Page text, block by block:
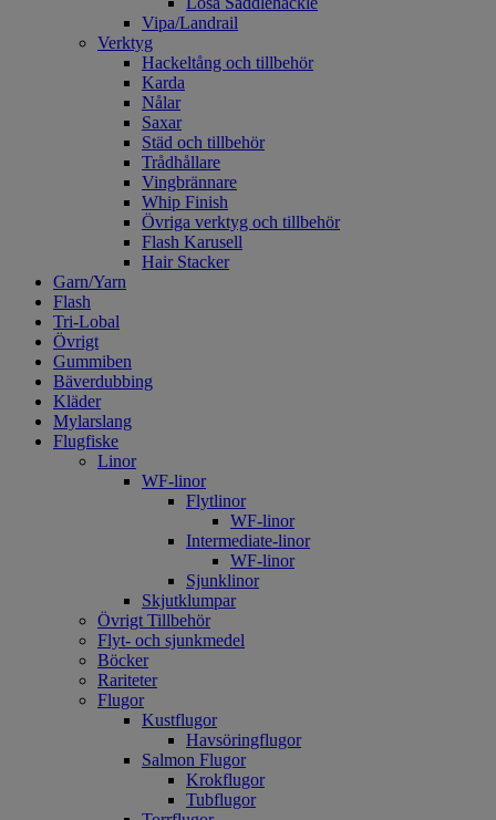
Vipa/Landrail
Verktyg
Hackeltång och tillbehör
Karda
Nålar
Saxar
Städ och tillbehör
Trådhållare
Vingbrännare
Whip Finish
Övriga verktyg och tillbehör
Flash Karusell
Hair Stacker
Garn/Yarn
Flash
Tri-Lobal
Övrigt
Gummiben
Bäverdubbing
Kläder
Mylarslang
Flugfiske
Linor
WF-linor
Flytlinor
WF-linor
Intermediate-linor
WF-linor
Sjunklinor
Skjutklumpar
Övrigt Tillbehör
Flyt- och sjunkmedel
Böcker
Rariteter
Flugor
Kustflugor
Havsöringflugor
Salmon Flugor
Krokflugor
Tubflugor